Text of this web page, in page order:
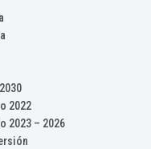
2022
2023 – 2026